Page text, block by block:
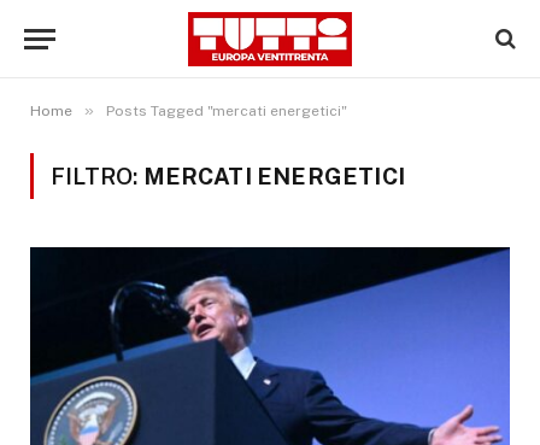
Home » Posts Tagged "mercati energetici"
FILTRO: MERCATI ENERGETICI